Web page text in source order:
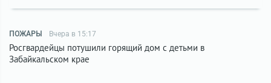
ПОЖАРЫ Вчера в 15:17
Росгвардейцы потушили горящий дом с детьми в
Забайкальском крае